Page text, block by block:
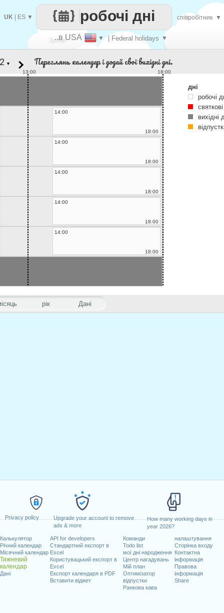
Privacy policy
Upgrade your account to remove
ads & more
How many working days in
year 2026?
Калькулятор
Річний календар
Місячний календар
Тижневий
календар
Дані
API for developers
Стандартний експорт в
Excel
Користувацький експорт в
Excel
Експорт календаря в PDF
Вставити віджет
Команди
Todo list
мої дні народження
Центр нагадувань
Мій план
Оптимізатор
відпустки
Ранкова кава
налаштування
Сторінка входу
Контактна
інформація
Правова
інформація
Share
Зроби
..в USA ▼ | Federal holidays ▼
робочі дні
UK ES ▼ співробітник ▼
рік Дані
▼ Переглянь календар і додай свої вихідні дні.
13:00 18:00
14:00
18:00
14:00
18:00
14:00
18:00
14:00
18:00
14:00
18:00
дні
робочі
вихідні